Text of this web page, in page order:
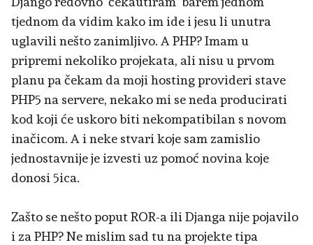
tjednom da vidim kako im ide i jesu li unutra
uglavili nešto zanimljivo. A PHP? Imam u
pripremi nekoliko projekata, ali nisu u prvom
planu pa čekam da moji hosting provideri stave
PHP5 na servere, nekako mi se neda producirati
kod koji će uskoro biti nekompatibilan s novom
inačicom. A i neke stvari koje sam zamislio
jednostavnije je izvesti uz pomoć novina koje
donosi 5ica.
Zašto se nešto poput ROR-a ili Djanga nije pojavilo
i za PHP? Ne mislim sad tu na projekte tipa